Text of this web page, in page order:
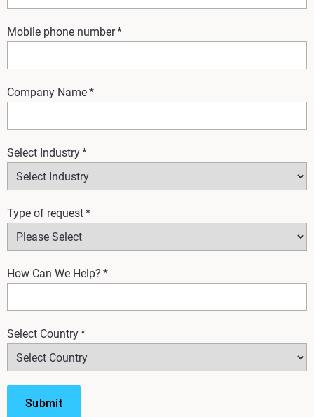
Mobile phone number*
Company Name*
Select Industry*
Type of request*
How Can We Help? *
Select Country*